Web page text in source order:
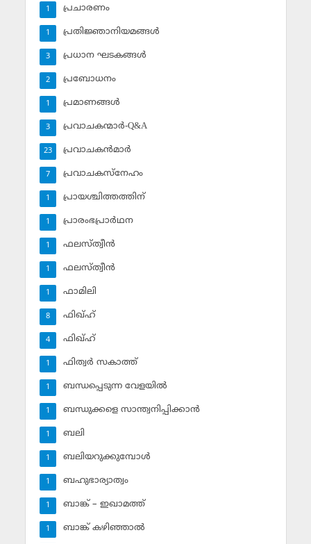
പ്രചാരണം
1
പ്രതിജ്ഞാനിയമങ്ങള്‍
1
പ്രധാന ഘടകങ്ങള്‍
3
പ്രബോധനം
2
പ്രമാണങ്ങള്‍
1
പ്രവാചകന്മാര്‍-Q&A
3
പ്രവാചകന്‍മാര്‍
23
പ്രവാചകസ്‌നേഹം
7
പ്രായശ്ചിത്തത്തിന്
1
പ്രാരംഭപ്രാര്‍ഥന
1
ഫലസ്ത്വീൻ
1
ഫലസ്ത്വീൻ
1
ഫാമിലി
1
ഫിഖ്ഹ്
8
ഫിഖ്ഹ്‌
4
ഫിത്വര്‍ സകാത്ത്‌
1
ബന്ധപ്പെടുന്ന വേളയില്‍
1
ബന്ധുക്കളെ സാന്ത്വനിപ്പിക്കാന്‍
1
ബലി
1
ബലിയറുക്കുമ്പോള്‍
1
ബഹുഭാര്യാത്വം
1
ബാങ്ക് – ഇഖാമത്ത്
1
ബാങ്ക് കഴിഞ്ഞാല്‍
1